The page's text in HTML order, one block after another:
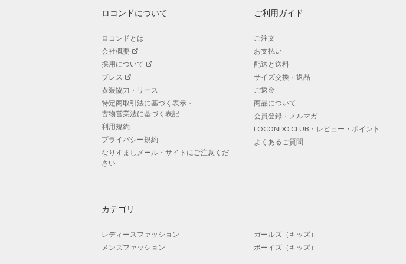
ロコンドについて
ロコンドとは
会社概要
採用について
プレス
衣装協力・リース
特定商取引法に基づく表示・
古物営業法に基づく表記
利用規約
プライバシー規約
なりすましメール・サイトにご注意くだ
さい
ご利用ガイド
ご注文
お支払い
配送と送料
サイズ交換・返品
ご返金
商品について
会員登録・メルマガ
LOCONDO CLUB・レビュー・ポイント
よくあるご質問
カテゴリ
レディースファッション
メンズファッション
ガールズ（キッズ）
ボーイズ（キッズ）